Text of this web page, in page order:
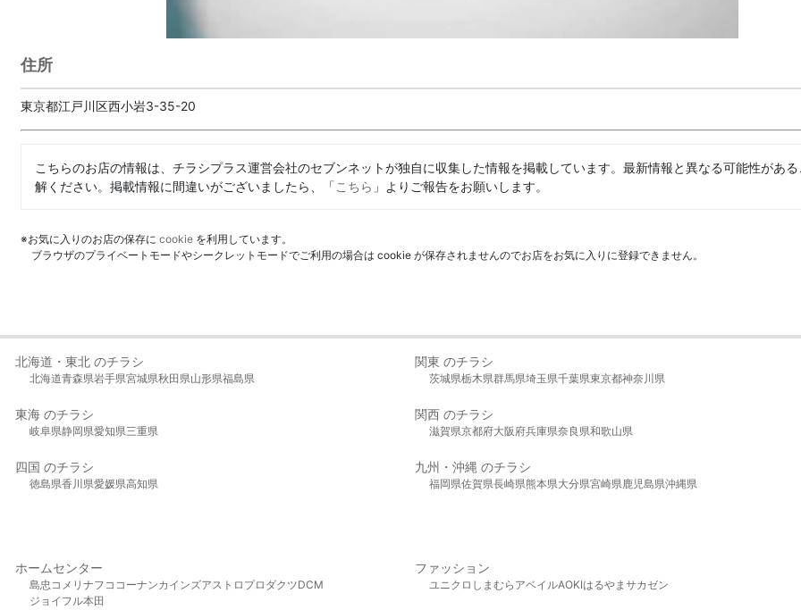
住所
東京都江戸川区西小岩3-35-20
こちらのお店の情報は、チラシプラス運営会社のセブンネットが独自に収集した情報を掲載しています。最新情報と異なる可能性があ
解ください。掲載情報に間違いがございましたら、「こちら 」よりご報告をお願いします。
※お気に入りのお店の保存に cookie を利用しています。
ブラウザのプライベートモードやシークレットモードでご利用の場合は cookie が保存されませんのでお店をお気に入りに登録できません。
北海道・東北 のチラシ
北海道青森県岩手県宮城県秋田県山形県福島県
関東 のチラシ
茨城県栃木県群馬県埼玉県千葉県東京都神奈川県
東海 のチラシ
岐阜県静岡県愛知県三重県
関西 のチラシ
滋賀県京都府大阪府兵庫県奈良県和歌山県
四国 のチラシ
徳島県香川県愛媛県高知県
九州・沖縄 のチラシ
福岡県佐賀県長崎県熊本県大分県宮崎県鹿児島県沖縄県
ホームセンター
島忠 コメリ ナフコ コーナンカインズアストロプロダクツDCM
ジョイフル本田
ファッション
ユニクロ しまむら アベイルAOKIはるやま サカゼン